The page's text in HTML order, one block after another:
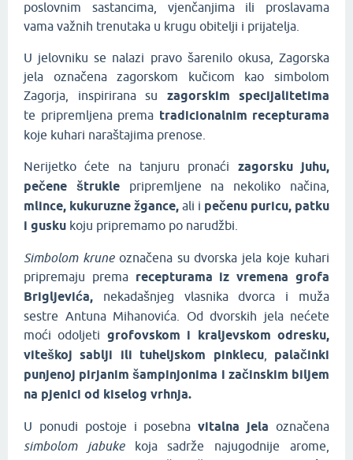
poslovnim sastancima, vjenčanjima ili proslavama
vama važnih trenutaka u krugu obitelji i prijatelja.
U jelovniku se nalazi pravo šarenilo okusa, Zagorska
jela označena zagorskom kučicom kao simbolom
Zagorja, inspirirana su zagorskim specijalitetima
te pripremljena prema tradicionalnim recepturama
koje kuhari naraštajima prenose.
Nerijetko ćete na tanjuru pronaći zagorsku juhu,
pečene štruklepripremljene na nekoliko načina,
mlince, kukuruzne žgance, ali i pečenu puricu, patku
i gusku koju pripremamo po narudžbi.
Simbolom krune označena su dvorska jela koje kuhari
pripremaju prema recepturama iz vremena grofa
Brigljevića, nekadašnjeg vlasnika dvorca i muža
sestre Antuna Mihanovića. Od dvorskih jela nećete
moći odoljeti grofovskom i kraljevskom odresku,
viteškoj sablji ili tuheljskom pinklecu,
palačinki
punjenoj pirjanim šampinjonima i začinskim biljem
na pjenici od kiselog vrhnja.
U ponudi postoje i posebnavitalna jela označena
simbolom jabukekoja sadrže najugodnije arome,